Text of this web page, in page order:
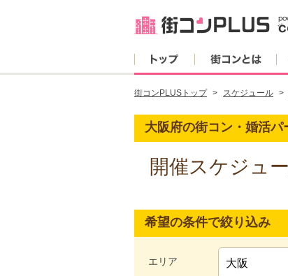
街コンと
街コンPLUSトップ スケジュール
大阪府の街コン・婚活パ
開催スケジュ
希望の条件で絞り込み
エリア